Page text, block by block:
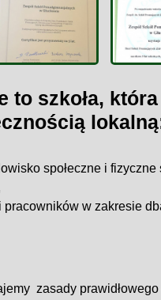
to szkoła,
społeczne i
w zakresie
zasady